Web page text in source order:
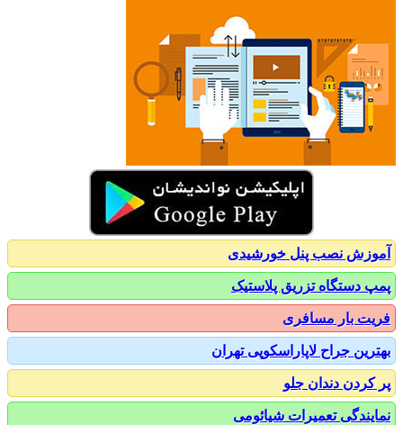
نصب پنل خورشیدی
دستگاه تزریق پلاستیک
بار مسافری
جراح لاپاراسکوپی تهران
دندان جلو
تعمیرات شیائومی